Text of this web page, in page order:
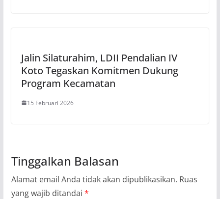
Jalin Silaturahim, LDII Pendalian IV
Koto Tegaskan Komitmen Dukung
Program Kecamatan
15 Februari 2026
Tinggalkan Balasan
Alamat email Anda tidak akan dipublikasikan. Ruas
yang wajib ditandai *